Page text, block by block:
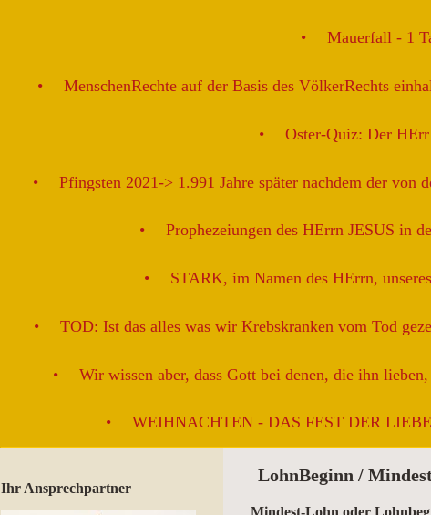
Mauerfall - 1
MenschenRechte auf der Basis des VölkerRechts
Oster-Quiz: Der
Pfingsten 2021-> 1.991 Jahre später nachdem der von
Prophezeiungen des HErrn JESUS in
STARK, im Namen des HErrn,
TOD: Ist das alles was wir Krebskranken vom Tod
Wir wissen aber, dass Gott bei denen, die ihn
WEIHNACHTEN - DAS FEST DER LIEBE
Mindest-Lohn oder
Ihr Ansprechpartner